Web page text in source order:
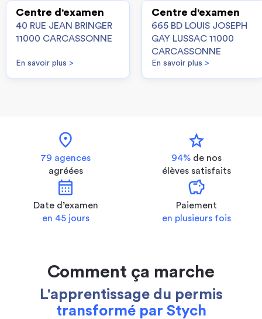
Centre d'examen
40 RUE JEAN BRINGER
11000 CARCASSONNE
En savoir plus >
Centre d'examen
665 BD LOUIS JOSEPH
GAY LUSSAC 11000
CARCASSONNE
En savoir plus >
location_on
79 agences
agréées
star
94% de nos
élèves satisfaits
calendar_month
Date d’examen
en 45 jours
savings
Paiement
en plusieurs fois
Comment ça marche
L'apprentissage du permis
transformé par Stych